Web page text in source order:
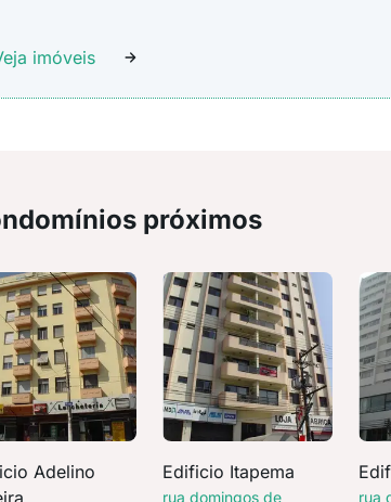
imóveis
próximos
Adelino
Edificio Itapema
rua domingos de rua